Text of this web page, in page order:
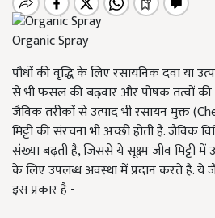
Organic Spray
पौधों की वृद्धि के लिए रसायनिक दवा या
से भी फसल की बढ़वार और पोषक तत्वों की
जैविक तरीकों से उत्पाद भी रसायन मुक्त
मिट्टी की संरचना भी अच्छी होती है. जैविक
संख्या बढ़ती है, जिससे ये सूक्ष्म जीव मिट्टी में
के लिए उपलब्ध अवस्था में प्रदान करते हैं.
इस प्रकार है -